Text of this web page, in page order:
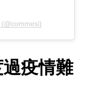
疫情難